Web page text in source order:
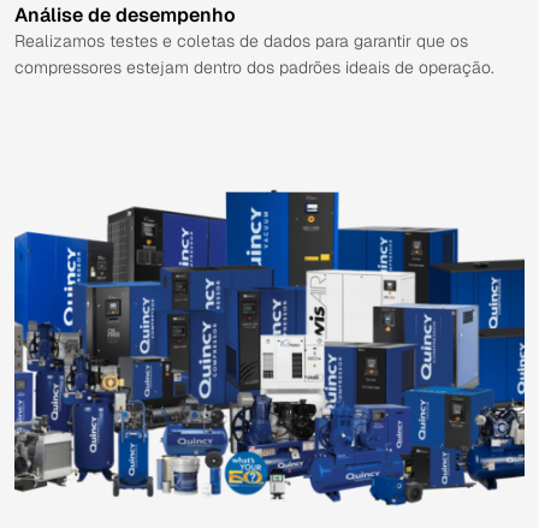
Análise de desempenho
Realizamos testes e coletas de dados para garantir que os
compressores estejam dentro dos padrões ideais de operação.